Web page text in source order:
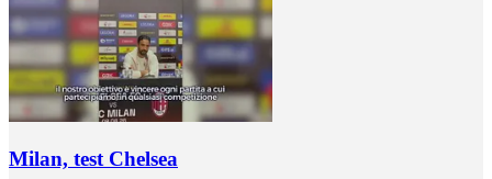
Milan, test Chelsea